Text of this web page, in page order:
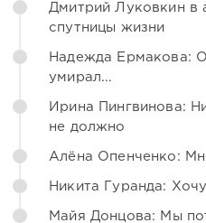
Дмитрий Луковкин в
спутницы жизни
Надежда Ермакова:
умирал...
Ирина Пингвинова:
не должно
Алёна Опенченко:
Никита Гуранда:
Майя Донцова: Мы